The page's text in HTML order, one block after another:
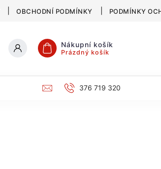
OBCHODNÍ PODMÍNKY PODMÍNKY
Nákupní košík
Prázdný košík
KATALOG376 719 320